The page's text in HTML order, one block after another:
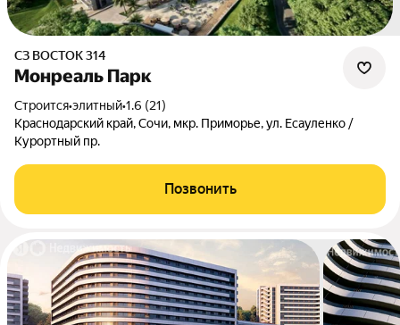
СЗ ВОСТОК 314
Монреаль Парк
Строится•элитный•1.6 (21)
Краснодарский край, Сочи, мкр. Приморье, ул. Есауленко /
Курортный пр.
Позвонить